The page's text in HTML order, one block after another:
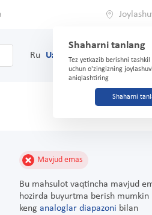
Shaharni tanlang
Tez yetkazib berishni
uchun o'zingizning
aniqlashtiring
Shaharni
Ru Uz (71) 200-03-03
Mavjud emas
Bu mahsulot vaqtincha mavjud
hozirda buyurtma berish mumkin
keng analoglar diapazoni bilan